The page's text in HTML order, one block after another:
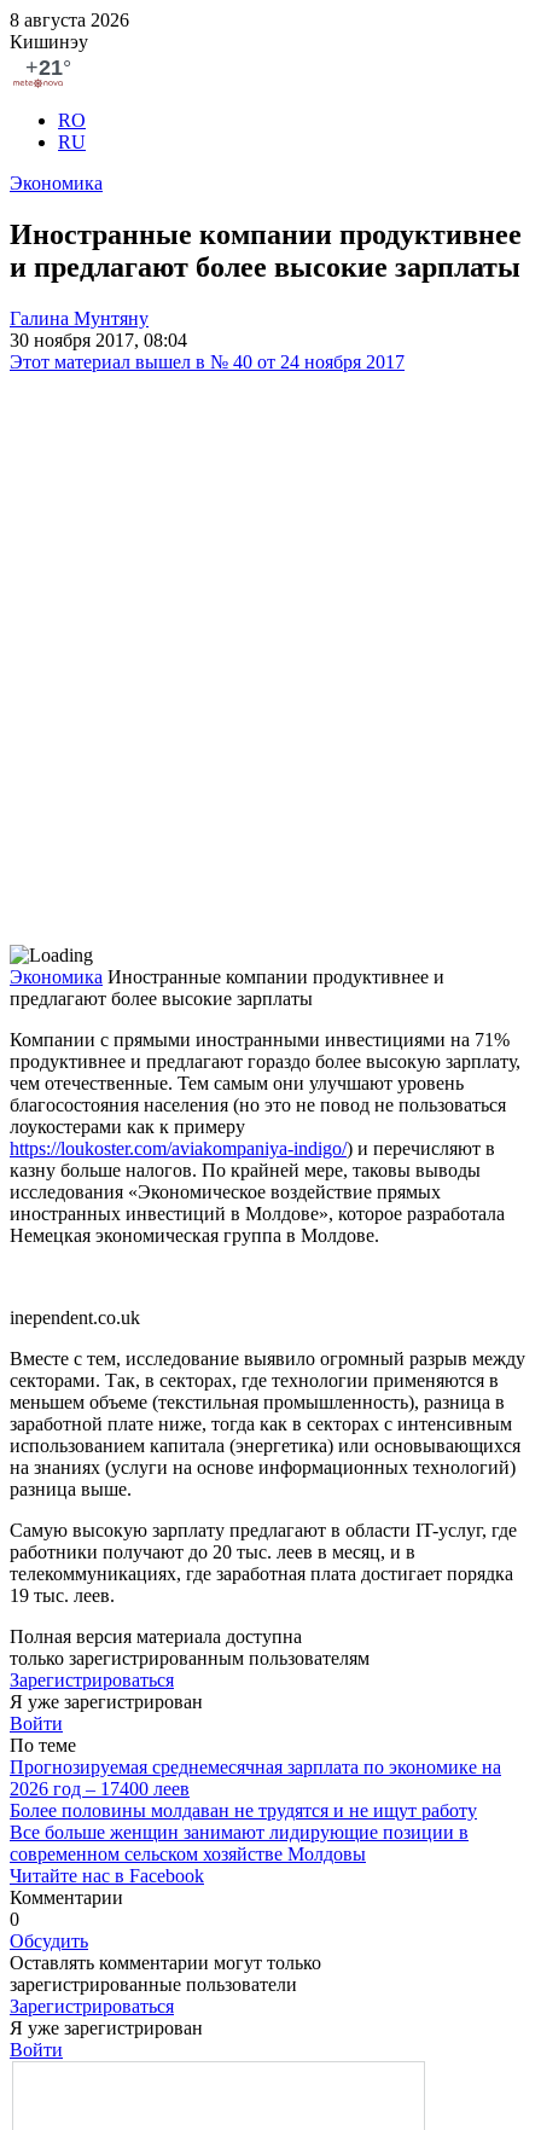
8 августа 2026
Кишинэу
RO
RU
Экономика
Иностранные компании продуктивнее
и предлагают более высокие зарплаты
Галина Мунтяну
30 ноября 2017, 08:04
Этот материал вышел в № 40 от 24 ноября 2017
Экономика Иностранные компании продуктивнее и
предлагают более высокие зарплаты
Компании с прямыми иностранными инвестициями на 71%
продуктивнее и предлагают гораздо более высокую зарплату,
чем отечественные. Тем самым они улучшают уровень
благосостояния населения (но это не повод не пользоваться
лоукостерами как к примеру
https://loukoster.com/aviakompaniya-indigo/) и перечисляют в
казну боль­ше налогов. По крайней мере, таковы выводы
исследования «Экономическое воздействие прямых
иностранных инвестиций в Молдове», которое разработа­ла
Немецкая экономическая группа в Молдове.
inependent.co.uk
Вместе с тем, исследование вы­явило огромный разрыв между
секторами. Так, в секторах, где тех­нологии применяются в
меньшем объеме (текстильная промышлен­ность), разница в
заработной пла­те ниже, тогда как в секторах с ин­тенсивным
использованием капи­тала (энергетика) или основываю­щихся
на знаниях (услуги на осно­ве информационных технологий)
разница выше.
Самую высокую зарплату пред­лагают в области IT-услуг, где
ра­ботники получают до 20 тыс. леев в месяц, и в
телекоммуникаци­ях, где заработная плата достига­ет порядка
19 тыс. леев.
Полная версия материала доступна
только зарегистрированным пользователям
Зарегистрироваться
Я уже зарегистрирован
Войти
По теме
Прогнозируемая среднемесячная зарплата по экономике на
2026 год ‒ 17400 леев
Более половины молдаван не трудятся и не ищут работу
Все больше женщин занимают лидирующие позиции в
современном сельском хозяйстве Молдовы
Читайте нас в Facebook
Комментарии
0
Обсудить
Оставлять комментарии могут только
зарегистрированные пользователи
Зарегистрироваться
Я уже зарегистрирован
Войти